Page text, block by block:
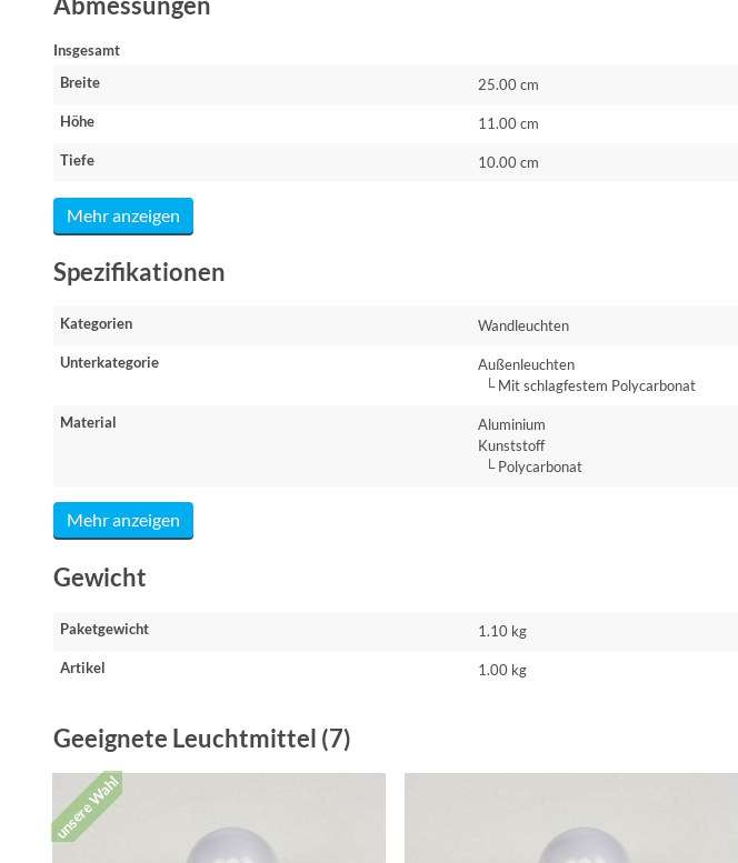
Insgesamt
Breite
25.00 cm
Höhe 11.00 cm
Tiefe 10.00 cm
Mehr anzeigen
Spezifikationen
Kategorien Wandleuchten
Unterkategorie
Außenleuchten
└ Mit schlagfestem Polycarbonat
Material
Aluminium
Kunststoff
└ Polycarbonat
Mehr anzeigen
Gewicht
Paketgewicht 1.10 kg
Artikel 1.00 kg
Geeignete Leuchtmittel (7)
unsere Wahl